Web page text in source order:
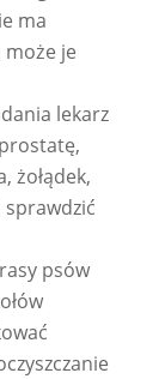
ma
je
lekarz
żołądek,
psów